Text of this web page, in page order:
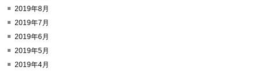
2019年8月
2019年7月
2019年6月
2019年5月
2019年4月